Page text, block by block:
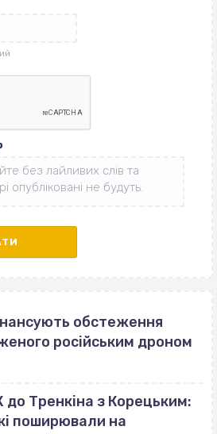
обстеження
російським дроном
до Тренкіна з Корецьким:
поширювали на